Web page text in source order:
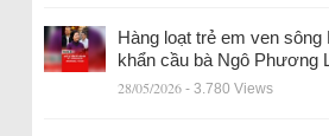
Hàng loạt trẻ em ven
khẩn cầu bà Ngô Phương
28/05/2026 - 3.780 Views